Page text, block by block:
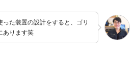
た装置の設計をすると、ゴリ
あります笑